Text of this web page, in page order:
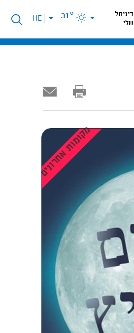
דיגיתל
שלי
31°
פתיחת
תפריט
HE
מקומות אחרונים